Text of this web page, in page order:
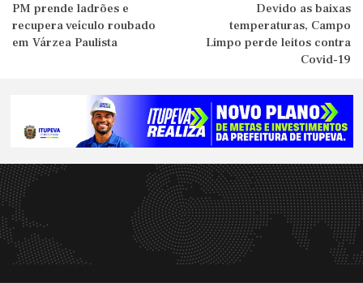
PM prende ladrões e
recupera veículo roubado
em Várzea Paulista
Devido as baixas
temperaturas, Campo
Limpo perde leitos contra
Covid-19